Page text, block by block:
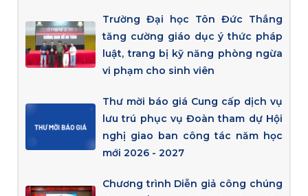
Trường Đại học Tôn Đức Thắng
tăng cường giáo dục ý thức pháp
luật, trang bị kỹ năng phòng ngừa
vi phạm cho sinh viên
Thư mời báo giá Cung cấp dịch vụ
lưu trú phục vụ Đoàn tham dự Hội
nghị giao ban công tác năm học
mới 2026 - 2027
Chương trình Diễn giả công chúng